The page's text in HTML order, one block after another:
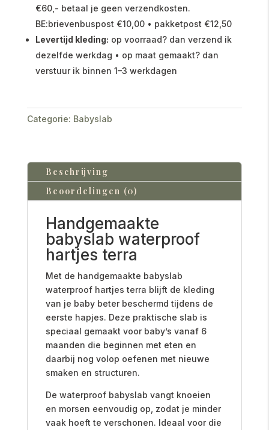
€60,- betaal je geen verzendkosten.
BE:brievenbuspost €10,00 • pakketpost €12,50
Levertijd kleding: op voorraad? dan verzend ik
dezelfde werkdag • op maat gemaakt? dan
verstuur ik binnen 1–3 werkdagen
Categorie: Babyslab
Beschrijving
Beoordelingen (0)
Handgemaakte
babyslab waterproof
hartjes terra
Met de handgemaakte babyslab
waterproof hartjes terra blijft de kleding
van je baby beter beschermd tijdens de
eerste hapjes. Deze praktische slab is
speciaal gemaakt voor baby’s vanaf 6
maanden die beginnen met eten en
daarbij nog volop oefenen met nieuwe
smaken en structuren.
De waterproof babyslab vangt knoeien
en morsen eenvoudig op, zodat je minder
vaak hoeft te verschonen. Ideaal voor die